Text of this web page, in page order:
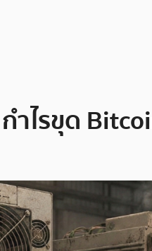
ำไรขุด